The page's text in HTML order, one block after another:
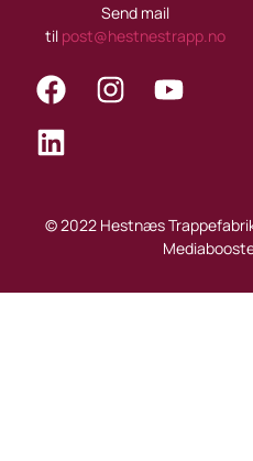
Send mail
til post@hestnestrapp.no
© 2022 Hestnæs